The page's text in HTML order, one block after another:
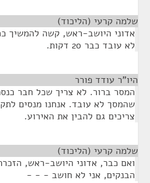
שלמה קרעי (הליכוד)
אדוני היושב-ראש, קשה להמשיך
לא עובד כבר 20 דקות.
היו"ר עודד פורר
המסר ברור. לא צריך שכל חבר
שהמסך לא עובד. אנחנו מנסים
צריכים גם להבין את האירוע.
שלמה קרעי (הליכוד)
ואם כבר, אדוני היושב-ראש,
הבנקים, אני לא חושב - - -